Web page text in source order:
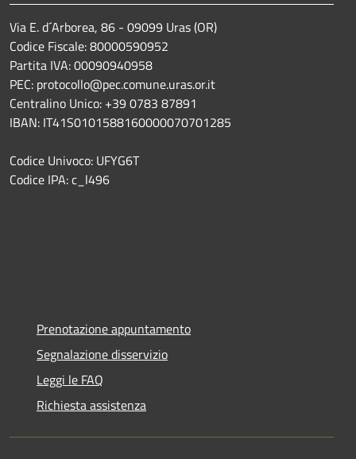
Via E. d´Arborea, 86 - 09099 Uras (OR)
Codice Fiscale: 80000590952
Partita IVA: 00090940958
PEC: protocollo@pec.comune.uras.or.it
Centralino Unico: +39 0783 87891
IBAN: IT41S0101588160000070701285
Codice Univoco: UFYG6T
Codice IPA: c_l496
Prenotazione appuntamento
Segnalazione disservizio
Leggi le FAQ
Richiesta assistenza